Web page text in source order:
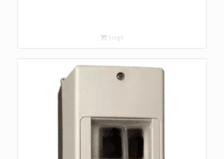
Scegli